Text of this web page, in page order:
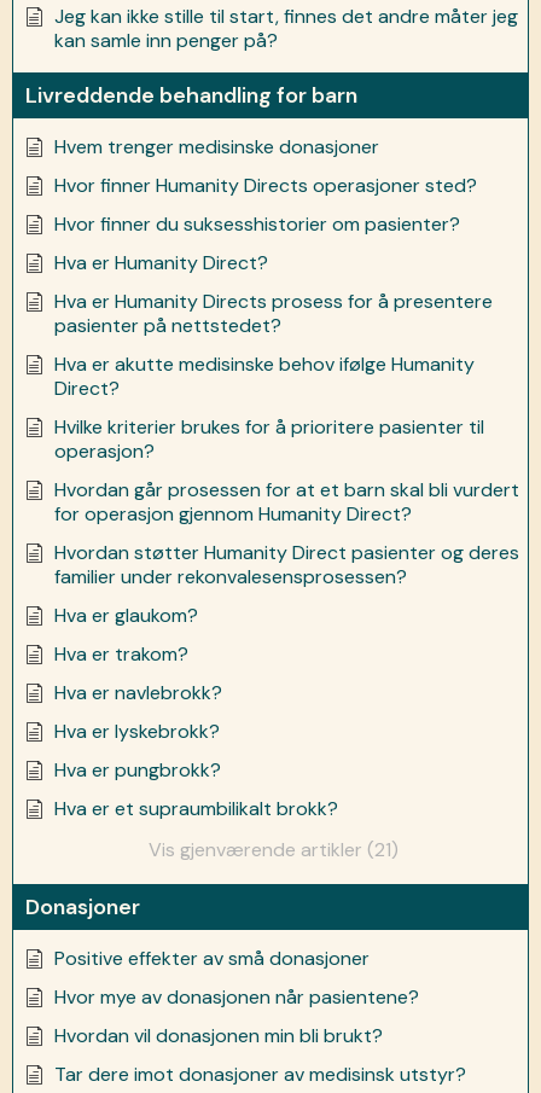
Jeg kan ikke stille til start, finnes det andre måter jeg
kan samle inn penger på?
Livreddende behandling for barn
Hvem trenger medisinske donasjoner
Hvor finner Humanity Directs operasjoner sted?
Hvor finner du suksesshistorier om pasienter?
Hva er Humanity Direct?
Hva er Humanity Directs prosess for å presentere
pasienter på nettstedet?
Hva er akutte medisinske behov ifølge Humanity
Direct?
Hvilke kriterier brukes for å prioritere pasienter til
operasjon?
Hvordan går prosessen for at et barn skal bli vurdert
for operasjon gjennom Humanity Direct?
Hvordan støtter Humanity Direct pasienter og deres
familier under rekonvalesensprosessen?
Hva er glaukom?
Hva er trakom?
Hva er navlebrokk?
Hva er lyskebrokk?
Hva er pungbrokk?
Hva er et supraumbilikalt brokk?
Vis gjenværende artikler (21)
Donasjoner
Positive effekter av små donasjoner
Hvor mye av donasjonen når pasientene?
Hvordan vil donasjonen min bli brukt?
Tar dere imot donasjoner av medisinsk utstyr?